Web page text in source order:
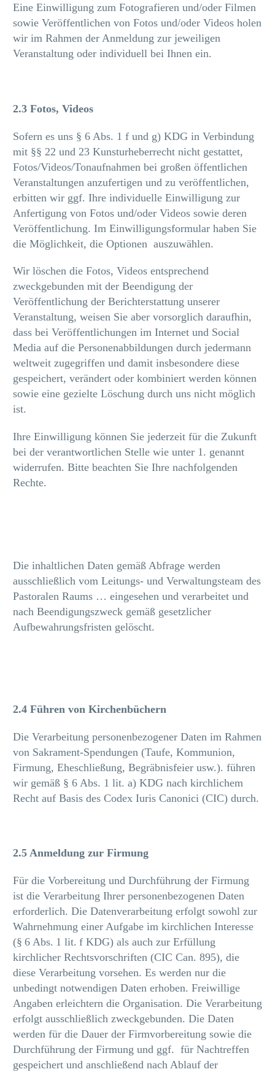
Eine Einwilligung zum Fotografieren und/oder Filmen
sowie Veröffentlichen von Fotos und/oder Videos holen
wir im Rahmen der Anmeldung zur jeweiligen
Veranstaltung oder individuell bei Ihnen ein.
2.3 Fotos, Videos
Sofern es uns § 6 Abs. 1 f und g) KDG in Verbindung
mit §§ 22 und 23 Kunsturheberrecht nicht gestattet,
Fotos/Videos/Tonaufnahmen bei großen öffentlichen
Veranstaltungen anzufertigen und zu veröffentlichen,
erbitten wir ggf. Ihre individuelle Einwilligung zur
Anfertigung von Fotos und/oder Videos sowie deren
Veröffentlichung. Im Einwilligungsformular haben Sie
die Möglichkeit, die Optionen auszuwählen.
Wir löschen die Fotos, Videos entsprechend
zweckgebunden mit der Beendigung der
Veröffentlichung der Berichterstattung unserer
Veranstaltung, weisen Sie aber vorsorglich daraufhin,
dass bei Veröffentlichungen im Internet und Social
Media auf die Personenabbildungen durch jedermann
weltweit zugegriffen und damit insbesondere diese
gespeichert, verändert oder kombiniert werden können
sowie eine gezielte Löschung durch uns nicht möglich
ist.
Ihre Einwilligung können Sie jederzeit für die Zukunft
bei der verantwortlichen Stelle wie unter 1. genannt
widerrufen. Bitte beachten Sie Ihre nachfolgenden
Rechte.
Die inhaltlichen Daten gemäß Abfrage werden
ausschließlich vom Leitungs- und Verwaltungsteam des
Pastoralen Raums … eingesehen und verarbeitet und
nach Beendigungszweck gemäß gesetzlicher
Aufbewahrungsfristen gelöscht.
2.4 Führen von Kirchenbüchern
Die Verarbeitung personenbezogener Daten im Rahmen
von Sakrament-Spendungen (Taufe, Kommunion,
Firmung, Eheschließung, Begräbnisfeier usw.). führen
wir gemäß § 6 Abs. 1 lit. a) KDG nach kirchlichem
Recht auf Basis des Codex Iuris Canonici (CIC) durch.
2.5 Anmeldung zur Firmung
Für die Vorbereitung und Durchführung der Firmung
ist die Verarbeitung Ihrer personenbezogenen Daten
erforderlich. Die Datenverarbeitung erfolgt sowohl zur
Wahrnehmung einer Aufgabe im kirchlichen Interesse
(§ 6 Abs. 1 lit. f KDG) als auch zur Erfüllung
kirchlicher Rechtsvorschriften (CIC Can. 895), die
diese Verarbeitung vorsehen. Es werden nur die
unbedingt notwendigen Daten erhoben. Freiwillige
Angaben erleichtern die Organisation. Die Verarbeitung
erfolgt ausschließlich zweckgebunden. Die Daten
werden für die Dauer der Firmvorbereitung sowie die
Durchführung der Firmung und ggf. für Nachtreffen
gespeichert und anschließend nach Ablauf der